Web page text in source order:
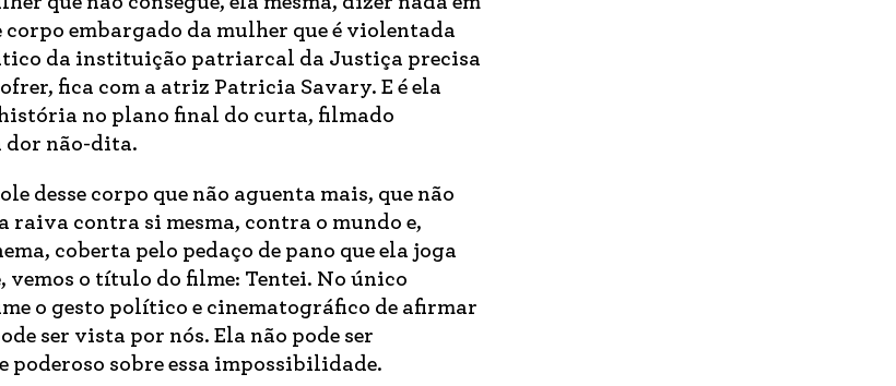
embargado da mulher que é violentada
da instituição patriarcal da Justiça precisa
fica com a atriz Patricia Savary. E é ela
no plano final do curta, filmado
dor não-dita.
desse corpo que não aguenta mais, que não
raiva contra si mesma, contra o mundo e,
coberta pelo pedaço de pano que ela joga
vemos o título do filme: Tentei. No único
o gesto político e cinematográfico de afirmar
ser vista por nós. Ela não pode ser
poderoso sobre essa impossibilidade.